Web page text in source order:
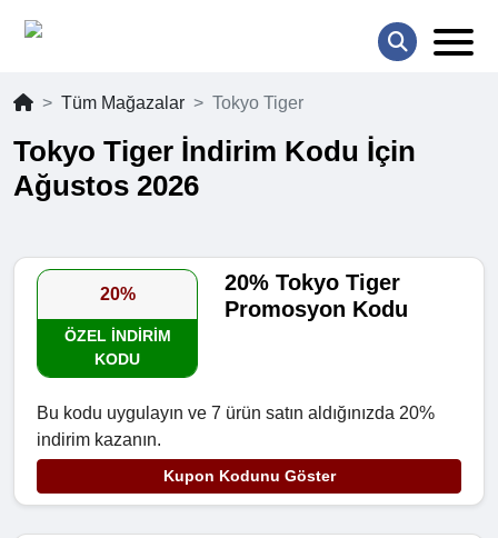
Tüm Mağazalar Tokyo Tiger
Tokyo Tiger İndirim Kodu İçin
Ağustos 2026
20%
ÖZEL INDIRIM
KODU
20% Tokyo Tiger
Promosyon Kodu
Bu kodu uygulayın ve 7 ürün satın aldığınızda 20%
indirim kazanın.
Kupon Kodunu Göster